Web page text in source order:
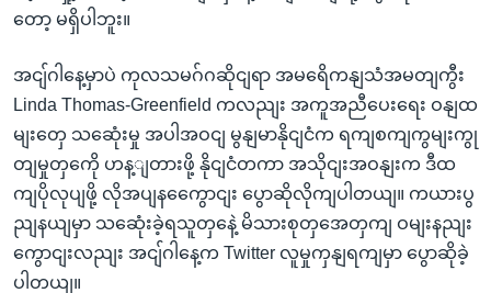
တော့ မရှိပါဘူး။
အငျ်ဂါနေ့မှာပဲ ကုလသမဂ်ဂဆိုငျရာ အမရေိကနျသံအမတျကွီး
Linda Thomas-Greenfield ကလညျး အကူအညီပေးရေး ဝနျထ
မျးတှေ သဆေုံးမှု အပါအဝငျ မွနျမာနိုငျငံက ရကျစကျကွမျးကွု
တျမှုတှကေို ဟန့ျတားဖို့ နိုငျငံတကာ အသိုငျးအဝနျးက ဒီထ
ကျပိုလုပျဖို့ လိုအပျနကွေောငျး ပွောဆိုလိုကျပါတယျ။ ကယားပွ
ညျနယျမှာ သဆေုံးခဲ့ရသူတှနေဲ့ မိသားစုတှအေတှကျ ဝမျးနညျး
ကွောငျးလညျး အငျ်ဂါနေ့က Twitter လူမှုကှနျရကျမှာ ပွောဆိုခဲ့
ပါတယျ။